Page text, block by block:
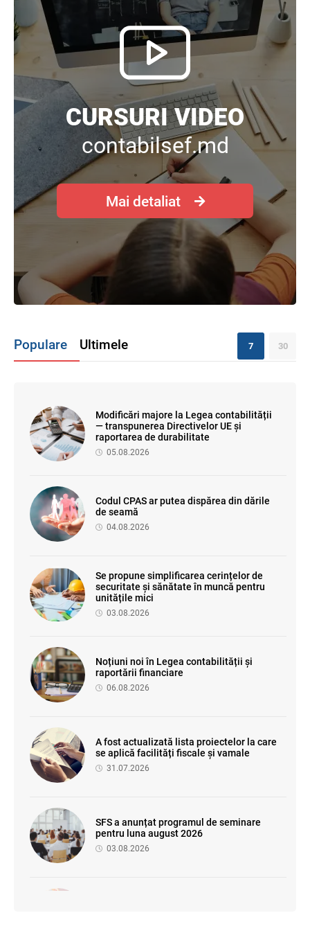
CURSURI VIDEO
contabilsef.md
Mai detaliat
Populare Ultimele 7 30
Modificări majore la Legea contabilității
— transpunerea Directivelor UE și
raportarea de durabilitate
05.08.2026
Codul CPAS ar putea dispărea din dările
de seamă
04.08.2026
Se propune simplificarea cerințelor de
securitate și sănătate în muncă pentru
unitățile mici
03.08.2026
Noțiuni noi în Legea contabilității și
raportării financiare
06.08.2026
A fost actualizată lista proiectelor la care
se aplică facilități fiscale și vamale
31.07.2026
SFS a anunțat programul de seminare
pentru luna august 2026
03.08.2026